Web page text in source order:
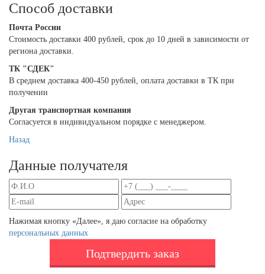
Способ доставки
Почта России
Cтоимость доставки 400 рублей, срок до 10 дней в зависимости от
региона доставки.
ТК "СДЕК"
В среднем доставка 400-450 рублей, оплата доставки в ТК при
получении
Другая транспортная компания
Согласуется в индивидуальном порядке с менеджером.
Назад
Данные получателя
Нажимая кнопку «Далее», я даю согласие на обработку
персональных данных
Подтвердить заказ